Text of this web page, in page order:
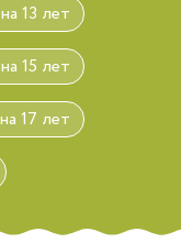
13 лет
15 лет
17 лет